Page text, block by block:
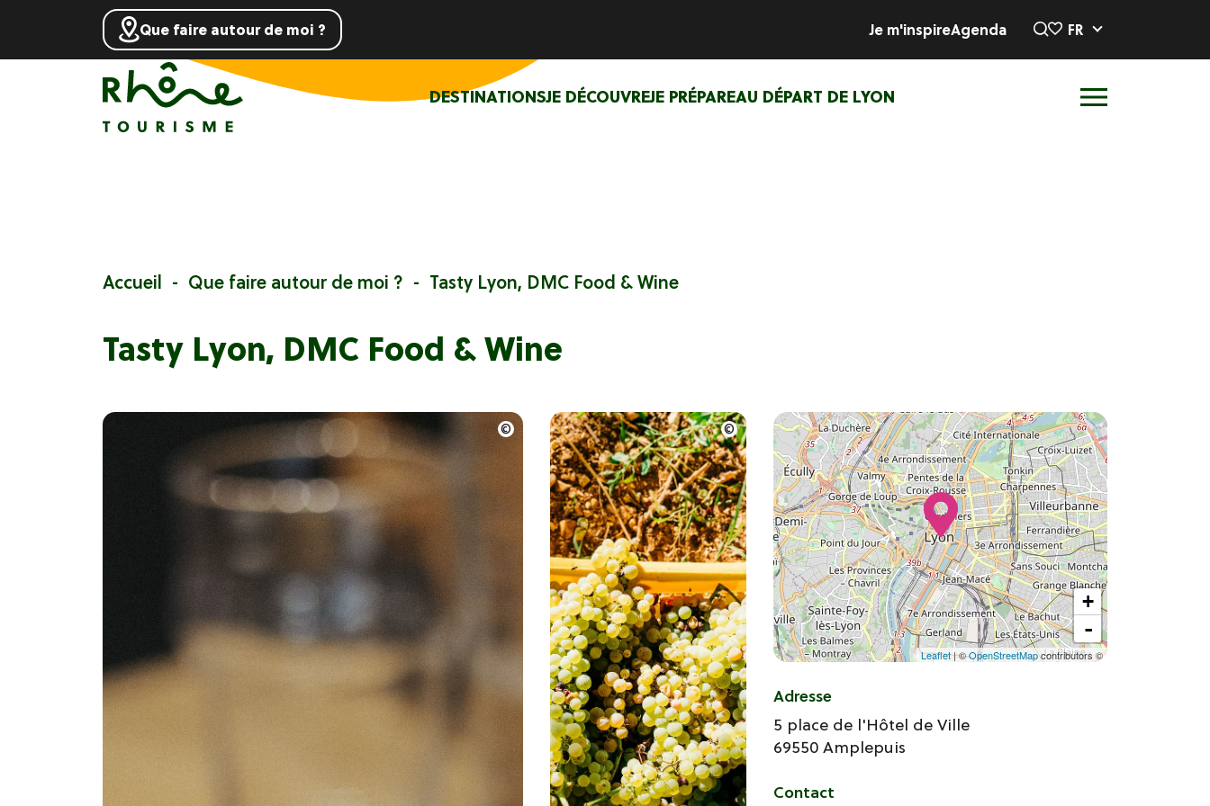
DESTINATIONSJE DÉCOUVREJE PRÉPAREAU DÉPART DE LYON
Que faire autour de moi ? Je m'inspireAgenda FR
Accueil Que faire autour de moi ? Tasty Lyon, DMC Food & Wine
Tasty Lyon, DMC Food & Wine
+
-
Leaflet| ©OpenStreetMapcontributors ©
Adresse
5 place de l'Hôtel de Ville
69550 Amplepuis
Contact